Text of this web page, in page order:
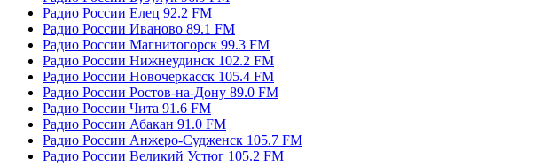
Радио России Елец 92.2 FM
Радио России Иваново 89.1 FM
Радио России Магнитогорск 99.3 FM
Радио России Нижнеудинск 102.2 FM
Радио России Новочеркасск 105.4 FM
Радио России Ростов-на-Дону 89.0 FM
Радио России Чита 91.6 FM
Радио России Абакан 91.0 FM
Радио России Анжеро-Судженск 105.7 FM
Радио России Великий Устюг 105.2 FM